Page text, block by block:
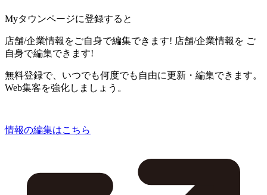
Myタウンページに登録すると
店舗/企業情報をご自身で編集できます! 店舗/企業情報を ご
自身で編集できます!
無料登録で、いつでも何度でも自由に更新・編集できます。
Web集客を強化しましょう。
情報の編集はこちら